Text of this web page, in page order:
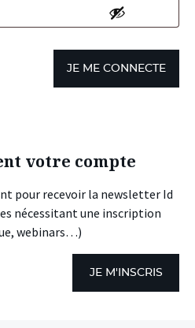
JE ME CONNECTE
votre compte
pour recevoir la newsletter Id
nécessitant une inscription
webinars…)
JE M'INSCRIS